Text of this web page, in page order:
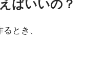
ばいいの？
とき、